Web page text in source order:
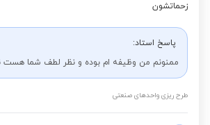
زحماتشون
پاسخ استاد:
ممنونم من وظیفه ام بوده و نظر لطف شما
طرح ریزی واحدهای صنعتی